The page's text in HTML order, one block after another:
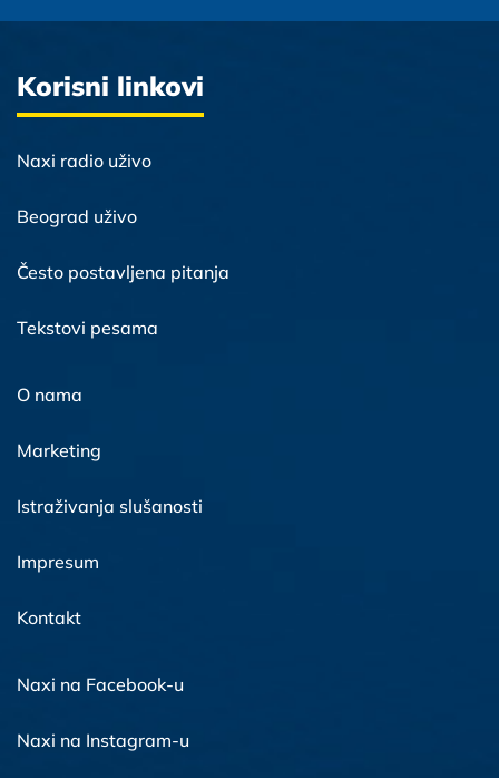
Korisni linkovi
Naxi radio uživo
Beograd uživo
Često postavljena pitanja
Tekstovi pesama
O nama
Marketing
Istraživanja slušanosti
Impresum
Kontakt
Naxi na Facebook-u
Naxi na Instagram-u